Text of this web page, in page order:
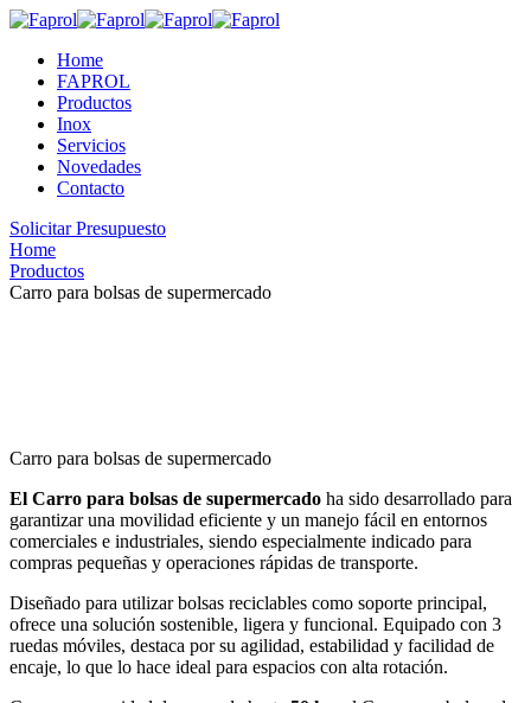
Home
FAPROL
Productos
Inox
Servicios
Novedades
Contacto
Solicitar Presupuesto
Home
Productos
Carro para bolsas de supermercado
Carro para bolsas de supermercado
El Carro para bolsas de supermercado ha sido desarrollado para
garantizar una movilidad eficiente y un manejo fácil en entornos
comerciales e industriales, siendo especialmente indicado para
compras pequeñas y operaciones rápidas de transporte.
Diseñado para utilizar bolsas reciclables como soporte principal,
ofrece una solución sostenible, ligera y funcional. Equipado con 3
ruedas móviles, destaca por su agilidad, estabilidad y facilidad de
encaje, lo que lo hace ideal para espacios con alta rotación.